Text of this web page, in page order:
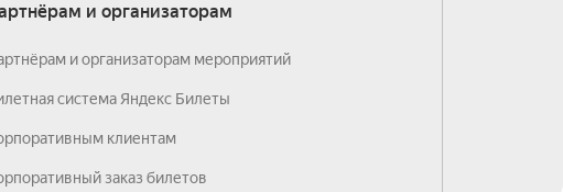
и организаторам
и организаторам мероприятий
система Яндекс Билеты
клиентам
заказ билетов